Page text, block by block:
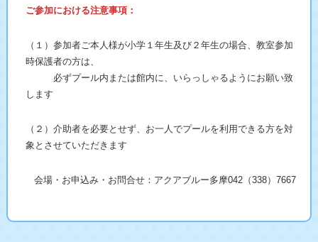
ご参加における注意事項：
（１）参加者ご本人様が小学１年生及び２年生の場合、教室参加
時保護者の方は、
必ずプール内または館内に、いらっしゃるようにお願い致
します
（２）介助者を必要とせず、お一人でプールを利用できる方を対
象とさせていただきます
会場・お申込み・お問合せ：アクアブルー多摩042（338）7667